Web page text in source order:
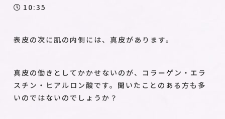
10:35
表皮の次に肌の内側には、真皮があります。
真皮の働きとしてかかせないのが、コラーゲン・エラ
スチン・ヒアルロン酸です。聞いたことのある方も多
いのではないのでしょうか？